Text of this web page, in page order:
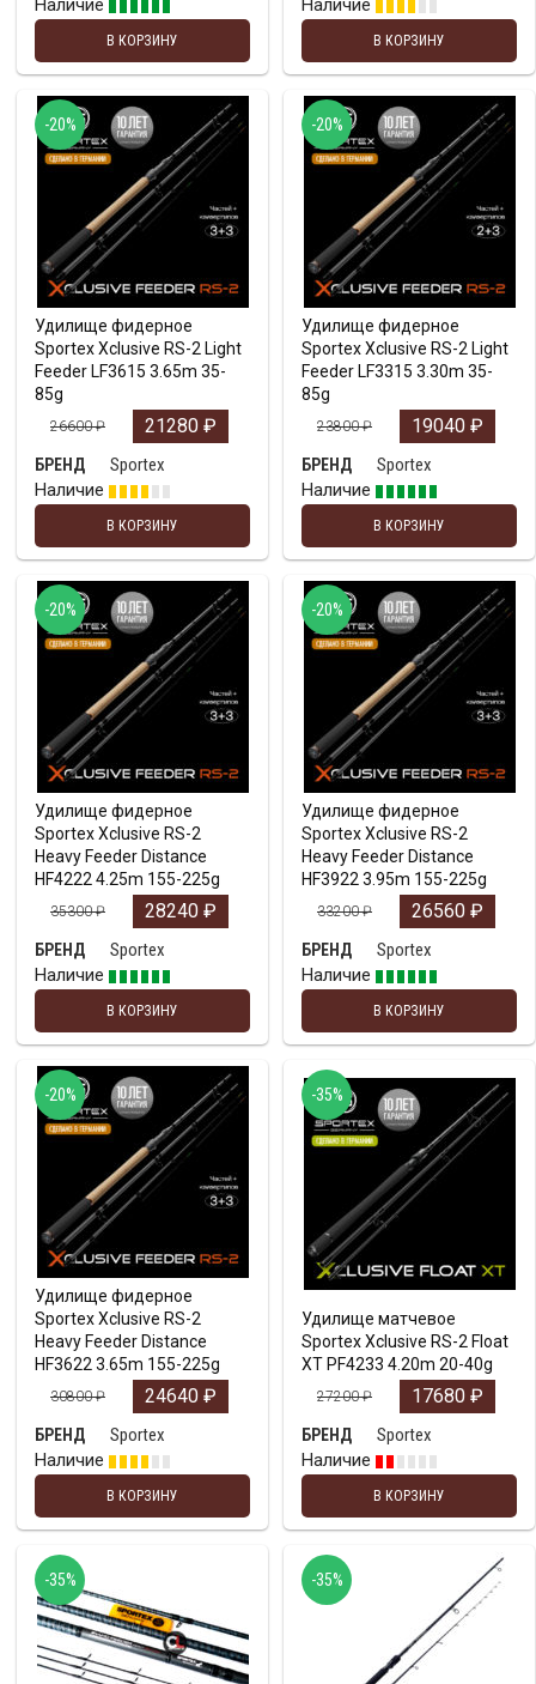
Наличие
В КОРЗИНУ
Наличие
В КОРЗИНУ
Удилище фидерное
Sportex Xclusive RS-2 Light
Feeder LF3615 3.65m 35-
85g
26600₽ 21280 ₽
БРЕНД
Sportex
Наличие
В КОРЗИНУ
-20%
Удилище фидерное
Sportex Xclusive RS-2 Light
Feeder LF3315 3.30m 35-
85g
23800₽ 19040 ₽
БРЕНД
Sportex
Наличие
В КОРЗИНУ
-20%
Удилище фидерное
Sportex Xclusive RS-2
Heavy Feeder Distance
HF4222 4.25m 155-225g
35300₽ 28240 ₽
БРЕНД
Sportex
Наличие
В КОРЗИНУ
-20%
Удилище фидерное
Sportex Xclusive RS-2
Heavy Feeder Distance
HF3922 3.95m 155-225g
33200₽ 26560 ₽
БРЕНД
Sportex
Наличие
В КОРЗИНУ
-20%
Удилище фидерное
Sportex Xclusive RS-2
Heavy Feeder Distance
HF3622 3.65m 155-225g
30800₽ 24640 ₽
БРЕНД
Sportex
Наличие
В КОРЗИНУ
-20%
Удилище матчевое
Sportex Xclusive RS-2 Float
XT PF4233 4.20m 20-40g
27200₽ 17680 ₽
БРЕНД
Sportex
Наличие
В КОРЗИНУ
-35%
-35% -35%